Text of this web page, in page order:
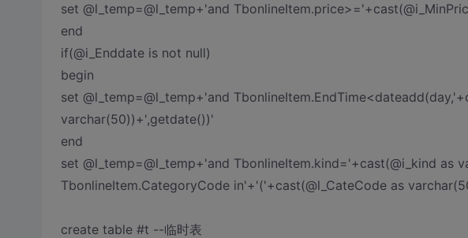
set @l_temp=@l_temp+'and
end
if(@i_Enddate is not null)
begin
set @l_temp=@l_temp+'and
varchar(50))+',getdate())'
end
set @l_temp=@l_temp+'and TbonlineItem.kind='+cast(@i_kind as
TbonlineItem.CategoryCode in'+'('+cast(@l_CateCode as
create table #t --临时表